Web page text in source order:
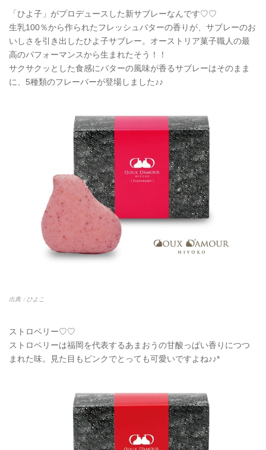
「ひよ子」がプロデュースした新サブレーなんです♡♡
生乳100％から作られたフレッシュバターの香りが、サブレーのお
いしさを引き出したひよ子サブレー。オーストリア菓子職人の最
高のパフォーマンスから生まれたそう！！
サクサクッとした食感にバターの風味が香るサブレーはそのまま
に、5種類のフレーバーが登場しました♪♪
出典：ひよこ
ストロベリー♡♡
ストロベリーは福岡を代表するあまおうの甘酸っぱい香りにつつ
まれた味。見た目もピンクでとっても可愛いですよね♪♪*